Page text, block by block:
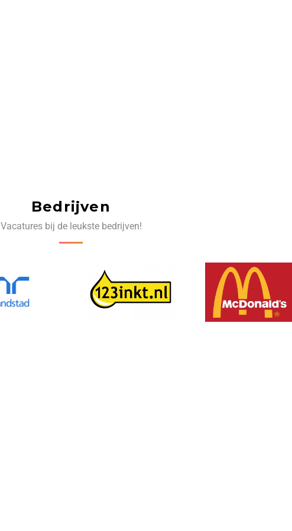
Bedrijven
Vacatures bij de leukste bedrijven!